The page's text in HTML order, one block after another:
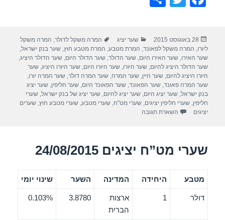
e
b
o
o
k
er
e
פורסם
בתאריך
28 באוגוסט 2015 קטגוריות
שער יציג תגיות
המרה משקל לדולר, המרה משקל
ליורו, המרה משקל לפאונד, המרת מטבע, המרת מטבע חוץ,שער בנק ישראל,
שער האירו,שער האירו היום,שער הדולר,שער הדולר היום,שער הדולר היציג,
שער הדולר היציג להיום,שער היורו,שער היורו היום,שער היורו היציג,שער
היורו היציג להיום,שער היין,שער המרה,שער המרה דולר,שער המרה יורו,
שער המרה פאונד,שער הפאונד,שער הפאונד היום,שער חליפין,שער יציג
בנק ישראל,שער יציג היום,שער יציג להיום,שער יציג של בנק ישראל,שערי
חליפין,שערי חליפין יציגים,שערי מט"ח,שערי מטבע,שערי מטבע חוץ,שערים
יציגים
השארת תגובה
שערי מט”ח יציגים 24/08/2015
מטבע היחידה המדינה השער שינוי יומי
דולר 1
ארצות
הברית
3.8780
0.103%